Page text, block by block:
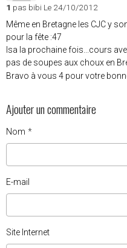
1 pas bibi Le 24/10/2012
Même en Bretagne les CJC y
pour la fête :47
Isa la prochaine fois...cours
pas de soupes aux choux en
Bravo à vous 4 pour votre
Ajouter un commentaire
Nom
E-mail
Site Internet